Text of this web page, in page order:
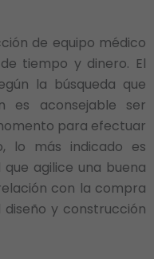
de equipo médico
tiempo y dinero. El
la búsqueda que
es aconsejable ser
para efectuar
lo más indicado es
agilice una buena
con la compra
y construcción